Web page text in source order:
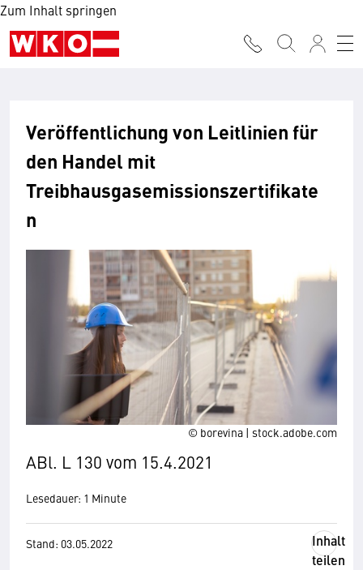
Zum Inhalt springen
© borevina | stock.adobe.com
Veröffentlichung von Leitlinien für
den Handel mit
Treibhausgasemissionszertifikate
n
ABl. L 130 vom 15.4.2021
Lesedauer: 1 Minute
Stand: 03.05.2022
Inhalt
teilen